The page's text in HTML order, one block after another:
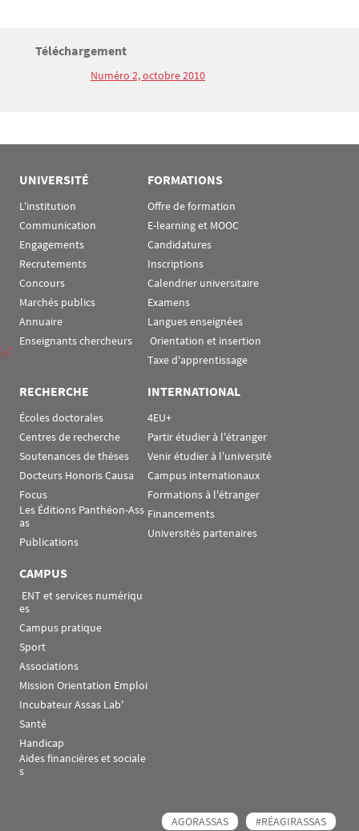
Bloc(s) libre(s)
Titre
Téléchargement
Numéro 2, octobre 2010
UNIVERSITÉ
L'institution
Communication
Engagements
Recrutements
Concours
Marchés publics
Annuaire
Enseignants chercheurs
FORMATIONS
Offre de formation
E-learning et MOOC
Candidatures
Inscriptions
Calendrier universitaire
Examens
Langues enseignées
Orientation et insertion
Taxe d'apprentissage
RECHERCHE
Écoles doctorales
Centres de recherche
Soutenances de thèses
Docteurs Honoris Causa
Focus
Les Éditions Panthéon-Ass
as
Publications
INTERNATIONAL
4EU+
Partir étudier à l'étranger
Venir étudier à l'université
Campus internationaux
Formations à l'étranger
Financements
Universités partenaires
CAMPUS
es
Campus pratique
Sport
Associations
Mission Orientation Emploi
Incubateur Assas Lab'
Santé
Handicap
Aides financières et sociale
s
AGORASSAS
#RÉAGIRASSAS